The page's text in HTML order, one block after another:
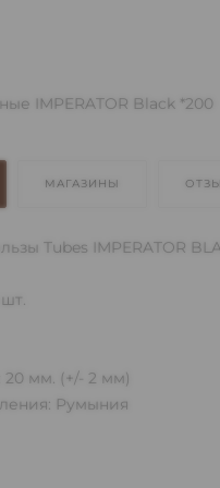
IMPERATOR Black *200
МАГАЗИНЫ
Tubes IMPERATOR
мм. (+/- 2 мм)
Румыния